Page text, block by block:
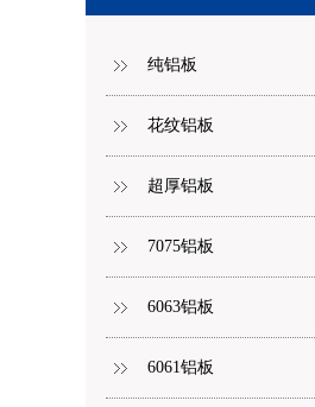
纯铝板
花纹铝板
超厚铝板
7075铝板
6063铝板
6061铝板